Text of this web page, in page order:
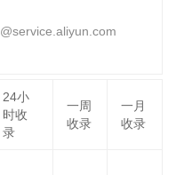
24小
时收
录
一周
收录
一月
收录